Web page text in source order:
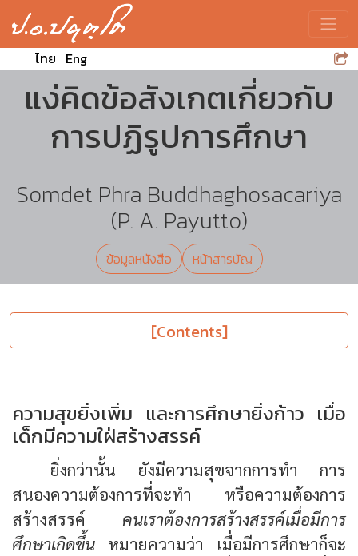
ไทย Eng
แง่คิดข้อสังเกตเกี่ยวกับ
การปฏิรูปการศึกษา
Somdet Phra Buddhaghosacariya
(P. A. Payutto)
ข้อมูลหนังสือ หน้าสารบัญ
[Contents]
ความสุขยิ่งเพิ่ม และการศึกษายิ่งก้าว เมื่อ
เด็กมีความใฝ่สร้างสรรค์
ยิ่งกว่านั้น ยังมีความสุขจากการทำ การ
สนองความต้องการที่จะทำ หรือความต้องการ
สร้างสรรค์ คนเราต้องการสร้างสรรค์เมื่อมีการ
ศึกษาเกิดขึ้น หมายความว่า เมื่อมีการศึกษาก็จะ